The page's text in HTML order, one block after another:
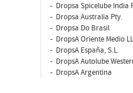
Dropsa Spicelube India
Dropsa Australia Pty.
Dropsa Do Brasil
DropsA Oriente Medio
DropsA España, S.L.
DropsA Autolube
DropsA Argentina